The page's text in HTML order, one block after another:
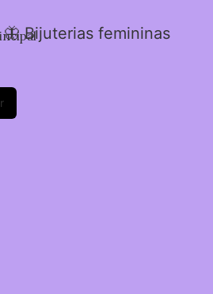
Bijuterias femininas